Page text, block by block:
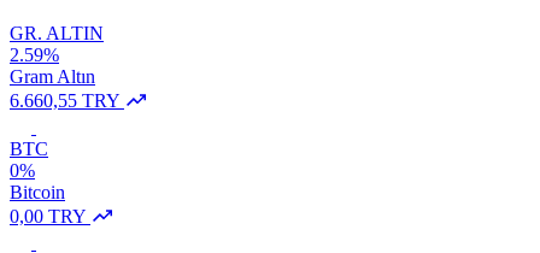
GR. ALTIN
2.59%
Gram Altın
6.660,55 TRY
BTC
0%
Bitcoin
0,00 TRY